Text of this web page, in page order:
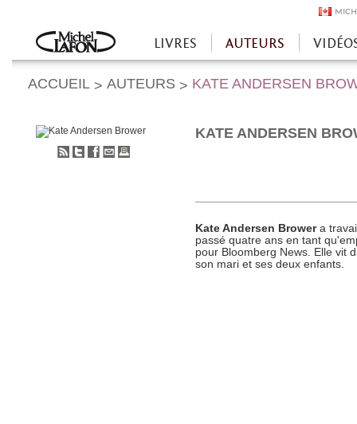
Accueil
LIVRES AUTEURS
ACCUEIL > AUTEURS > KATE ANDERSEN
KATE ANDERSEN
Kate Andersen Browera
passé quatre ans en tant
pour Bloomberg News. Elle vit
son mari et ses deux enfants.